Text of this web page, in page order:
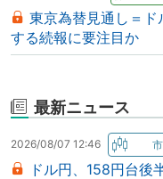
東京為替見通し＝
する続報に要注目か
最新ニュース
2026/08/07 12:46
ドル円、158円台